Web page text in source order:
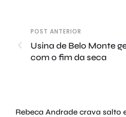
POST ANTERIOR
Usina de Belo Monte
com o fim da seca
Rebeca Andrade crava salto